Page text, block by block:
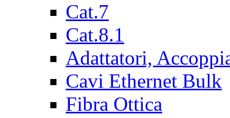
Cat.7
Cat.8.1
Adattatori,
Cavi Ethernet Bulk
Fibra Ottica